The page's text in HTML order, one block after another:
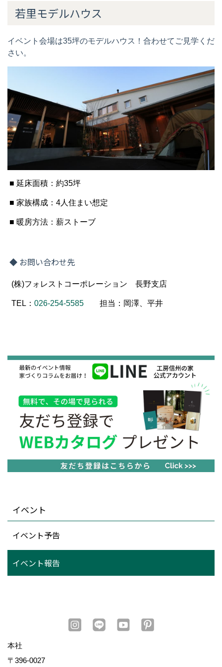
■ 暖房方法：薪ストーブ
◆ お問い合わせ先
TEL：026-254-5585 担当：岡澤、平井
イベント
イベント報告
本社
長野県伊那市ますみヶ丘7352-1
長野支店
〒381-0032
長野市若宮2丁目13-3
TEL：026-254-5585
松本支店
0263-40-5002
上田営業所
〒386-0001